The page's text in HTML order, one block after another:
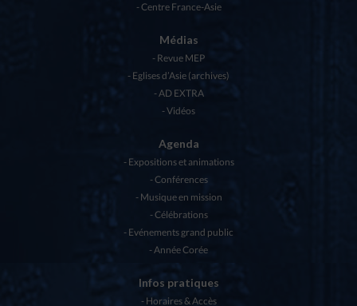
Centre France-Asie
Médias
Revue MEP
Eglises d’Asie (archives)
AD EXTRA
Vidéos
Agenda
Expositions et animations
Conférences
Musique en mission
Célébrations
Evénements grand public
Année Corée
Infos pratiques
Horaires & Accès